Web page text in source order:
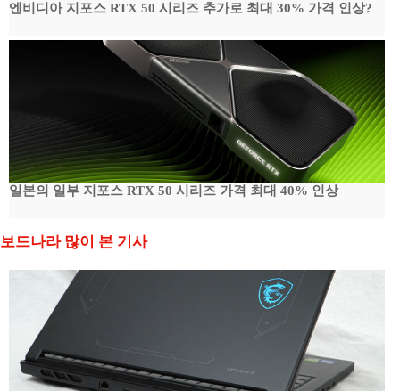
엔비디아 지포스 RTX 50 시리즈 추가로 최대 30% 가격 인상?
일본의 일부 지포스 RTX 50 시리즈 가격 최대 40% 인상
보드나라 많이 본 기사